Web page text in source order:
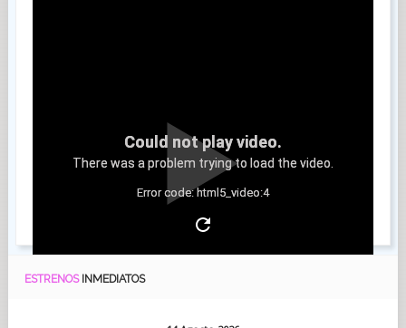
Could not play video.
There was a problem trying to load the video.
Error code: html5_video:4
ESTRENOS INMEDIATOS